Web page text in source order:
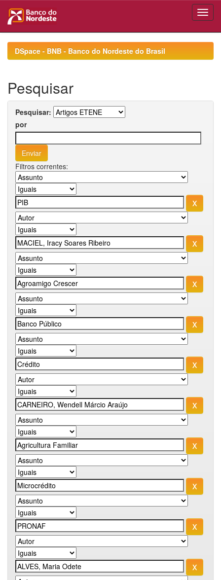
navigationDSpace - BNB - Banco do Nordeste do Brasil
Pesquisar
Pesquisar:
por
Filtros correntes: